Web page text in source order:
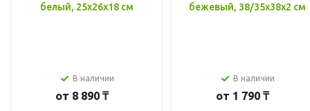
белый, 25x26x18 см
В наличии
от 8 890 ₸
бежевый, 38/35x38x2 см
В наличии
от 1 790 ₸